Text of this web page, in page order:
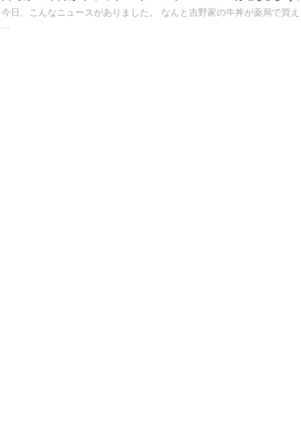
今日、こんなニュースがありました。 なんと吉野家の牛丼が薬局で買え